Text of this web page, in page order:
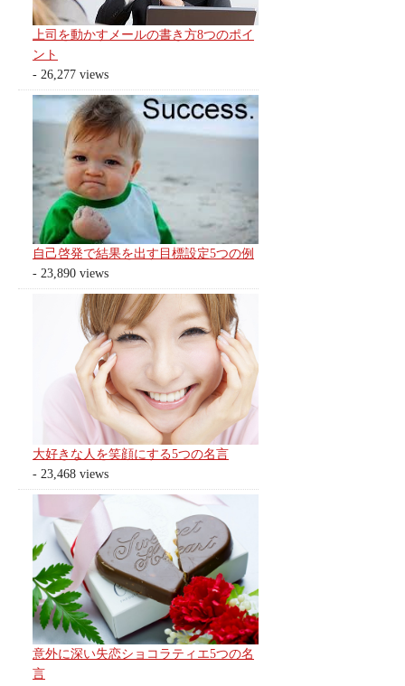
上司を動かすメールの書き方8つのポイ
ント
- 26,277 views
自己啓発で結果を出す目標設定5つの例
- 23,890 views
大好きな人を笑顔にする5つの名言
- 23,468 views
意外に深い失恋ショコラティエ5つの名
言